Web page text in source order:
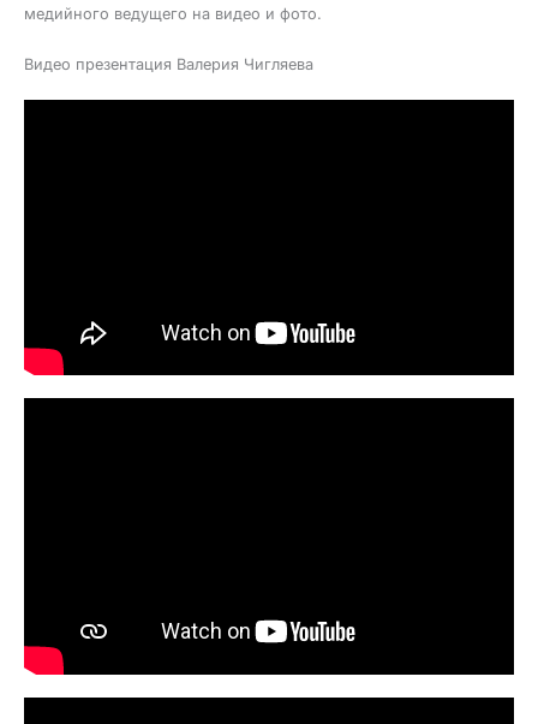
медийного ведущего на видео и фото.
Видео презентация Валерия Чигляева